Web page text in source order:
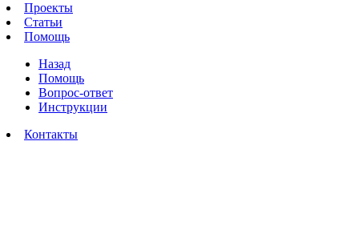
Проекты
Статьи
Помощь
Назад
Помощь
Вопрос-ответ
Инструкции
Контакты